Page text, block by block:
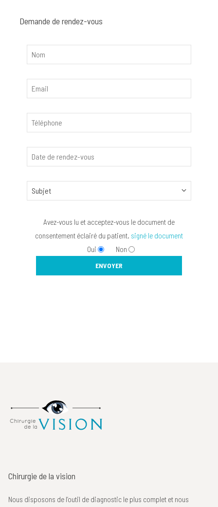
Demande de rendez-vous
Avez-vous lu et acceptez-vous le document de
consentement éclairé du patient. signé le document
Oui
Non
Chirurgie de la vision
Nous disposons de l’outil de diagnostic le plus complet et nous